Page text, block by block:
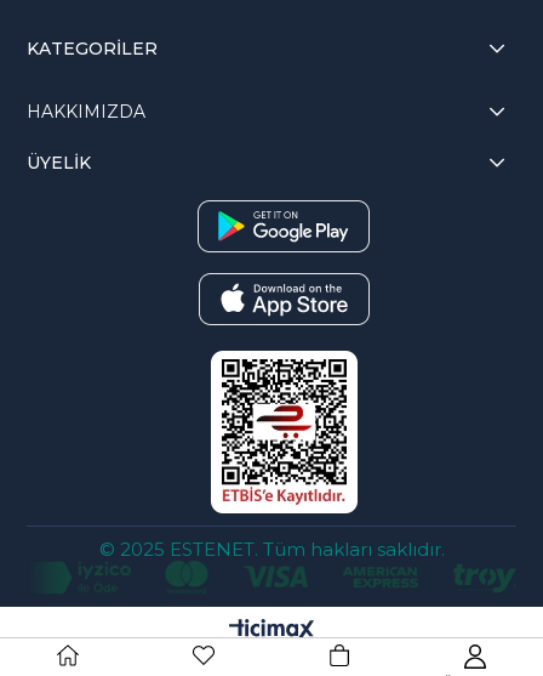
KATEGORİLER
HAKKIMIZDA
ÜYELİK
© 2025 ESTENET. Tüm hakları saklıdır.